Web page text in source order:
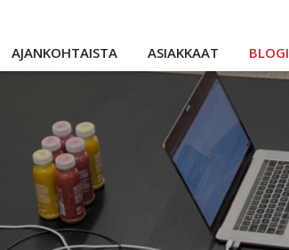
AJANKOHTAISTA ASIAKKAAT BLOGI